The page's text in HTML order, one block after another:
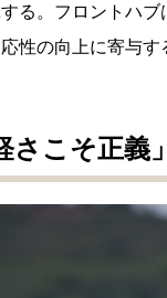
る。フロントハ
性の向上に寄与す
さこそ正義